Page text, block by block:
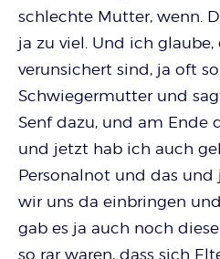
schlechte Mutter, wenn.
ja zu viel. Und ich glaube,
verunsichert sind, ja oft
Schwiegermutter und
Senf dazu, und am Ende
und jetzt hab ich auch
Personalnot und das und
wir uns da einbringen
gab es ja auch noch
so rar waren, dass sich